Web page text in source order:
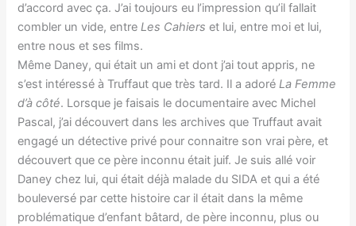
d’accord avec ça. J’ai toujours eu l’impression qu’il fallait
combler un vide, entreLes Cahierset lui, entre moi et lui,
entre nous et ses films.
Même Daney, qui était un ami et dont j’ai tout appris, ne
s’est intéressé à Truffaut que très tard. Il a adoréLa Femme
d’à côté. Lorsque je faisais le documentaire avec Michel
Pascal, j’ai découvert dans les archives que Truffaut avait
engagé un détective privé pour connaitre son vrai père, et
découvert que ce père inconnu était juif. Je suis allé voir
Daney chez lui, qui était déjà malade du SIDA et qui a été
bouleversé par cette histoire car il était dans la même
problématique d’enfant bâtard, de père inconnu, plus ou